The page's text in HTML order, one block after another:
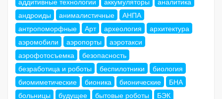
андроиды
анималистичные
АНПА
антропоморфные
Арт археология
архитектура
аэромобили
аэропорты
аэротакси
аэрофотосъемка
безопасность
безработица и роботы
беспилотники
биология
биомиметические
бионика бионические
БНА
больницы
будущее бытовые роботы
БЭК